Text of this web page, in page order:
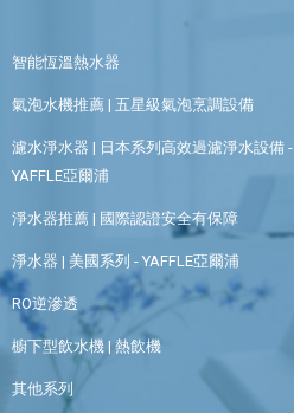
智能恆溫熱水器
氣泡水機推薦 | 五星級氣泡烹調設備
濾水淨水器 | 日本系列高效過濾淨水設備 -
YAFFLE亞爾浦
淨水器推薦 | 國際認證安全有保障
淨水器 | 美國系列 - YAFFLE亞爾浦
RO逆滲透
櫥下型飲水機 | 熱飲機
其他系列